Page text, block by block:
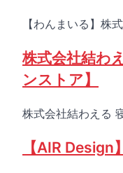
【わんまいる】株
株式会社結わ
ンストア】
株式会社結わえる
【AIR